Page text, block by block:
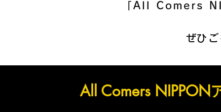
「All Comers
ぜひ
All Comers NIPPON